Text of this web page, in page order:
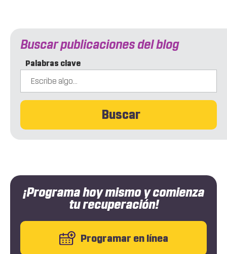
¡Programa hoy mismo y comienza
tu recuperación!
Programar en línea
Buscar publicaciones del blog
Palabras clave
Buscar